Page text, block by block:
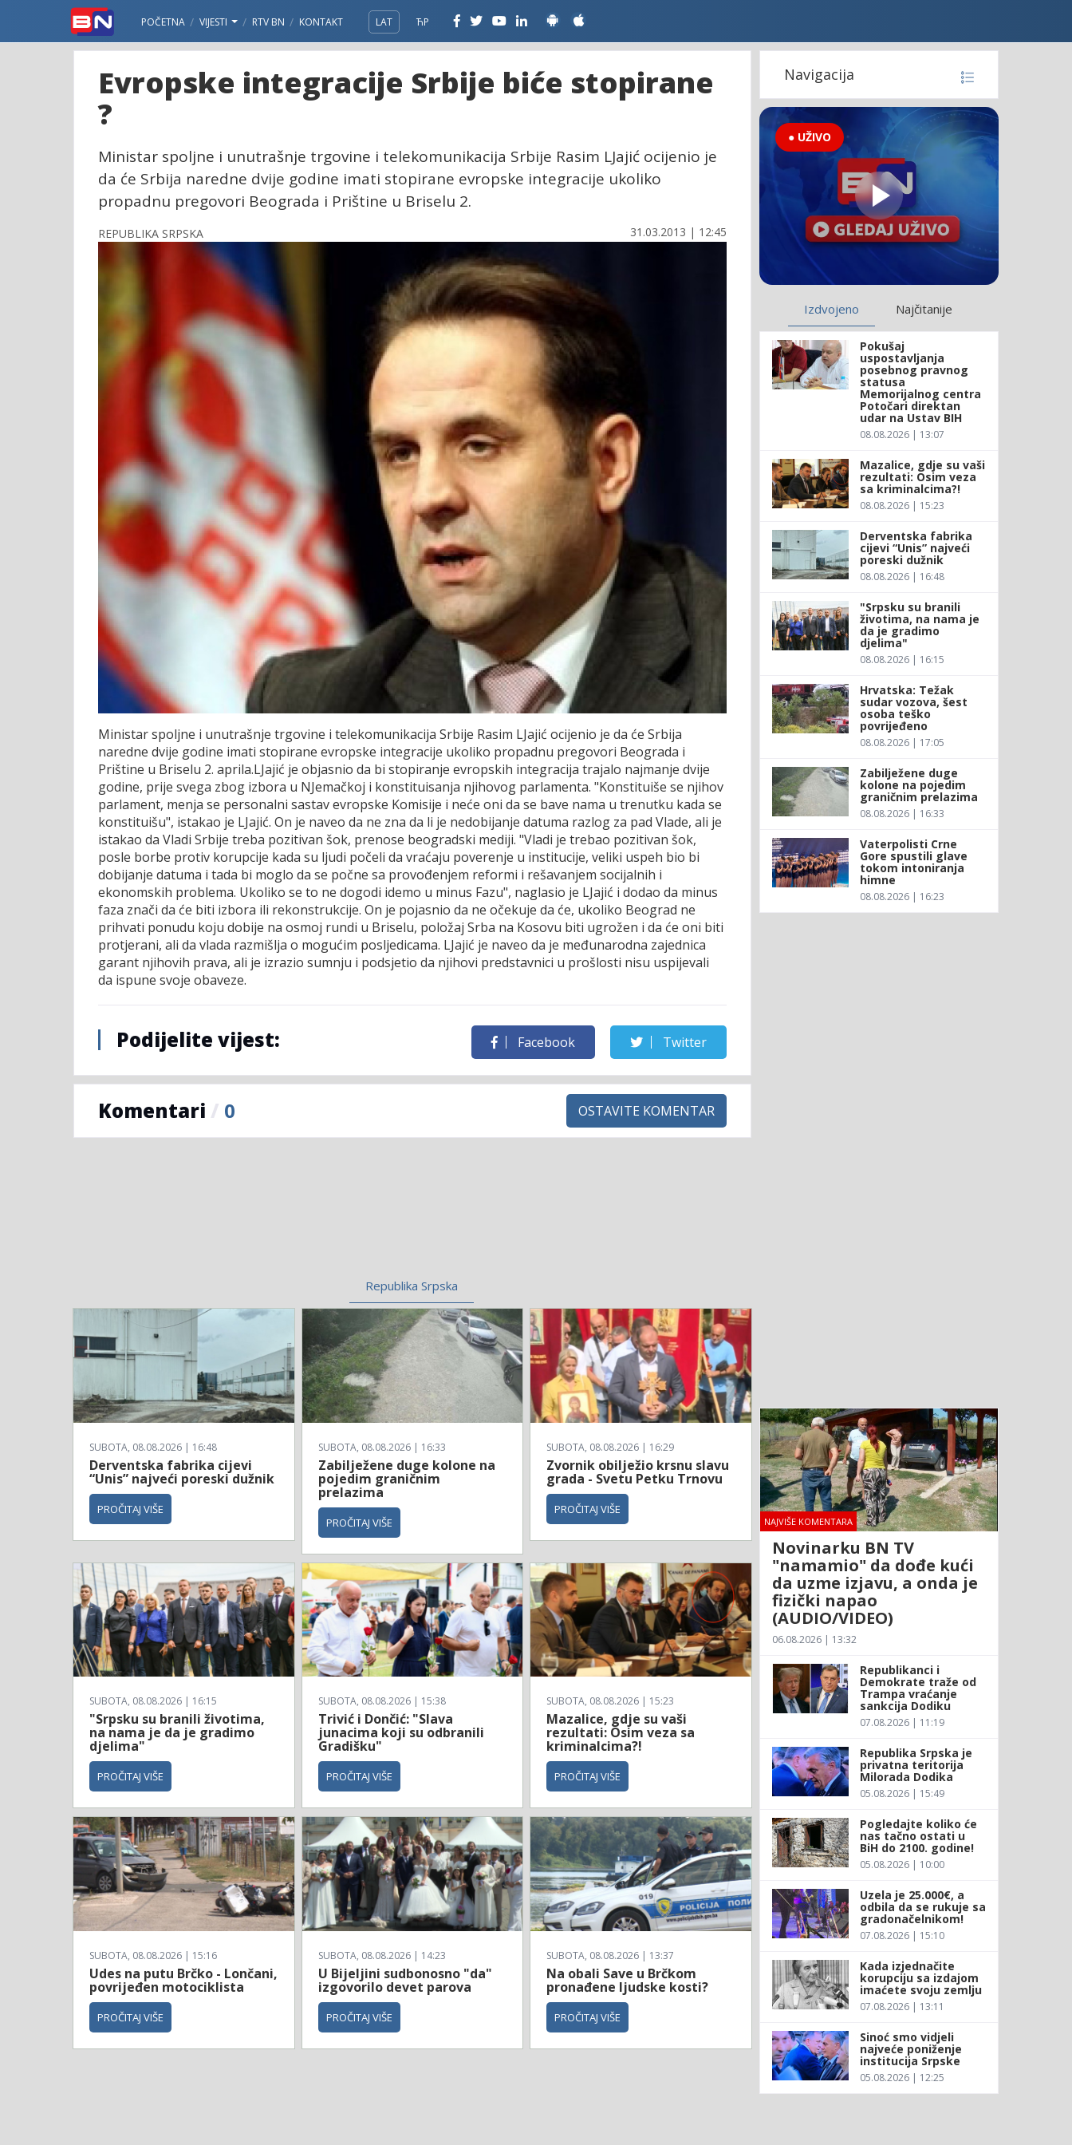
POČETNA VIJESTI RTV BN KONTAKT LAT ЋР
Evropske integracije Srbije biće stopirane
?
Ministar spoljne i unutrašnje trgovine i telekomunikacija Srbije Rasim LJajić ocijenio je
da će Srbija naredne dvije godine imati stopirane evropske integracije ukoliko
propadnu pregovori Beograda i Prištine u Briselu 2.
REPUBLIKA SRPSKA 31.03.2013 | 12:45
Ministar spoljne i unutrašnje trgovine i telekomunikacija Srbije Rasim LJajić ocijenio je da će Srbija
naredne dvije godine imati stopirane evropske integracije ukoliko propadnu pregovori Beograda i
Prištine u Briselu 2. aprila.LJajić je objasnio da bi stopiranje evropskih integracija trajalo najmanje dvije
godine, prije svega zbog izbora u NJemačkoj i konstituisanja njihovog parlamenta. "Konstituiše se njihov
parlament, menja se personalni sastav evropske Komisije i neće oni da se bave nama u trenutku kada se
konstituišu", istakao je LJajić. On je naveo da ne zna da li je nedobijanje datuma razlog za pad Vlade, ali je
istakao da Vladi Srbije treba pozitivan šok, prenose beogradski mediji. "Vladi je trebao pozitivan šok,
posle borbe protiv korupcije kada su ljudi počeli da vraćaju poverenje u institucije, veliki uspeh bio bi
dobijanje datuma i tada bi moglo da se počne sa provođenjem reformi i rešavanjem socijalnih i
ekonomskih problema. Ukoliko se to ne dogodi idemo u minus Fazu", naglasio je LJajić i dodao da minus
faza znači da će biti izbora ili rekonstrukcije. On je pojasnio da ne očekuje da će, ukoliko Beograd ne
prihvati ponudu koju dobije na osmoj rundi u Briselu, položaj Srba na Kosovu biti ugrožen i da će oni biti
protjerani, ali da vlada razmišlja o mogućim posljedicama. LJajić je naveo da je međunarodna zajednica
garant njihovih prava, ali je izrazio sumnju i podsjetio da njihovi predstavnici u prošlosti nisu uspijevali
da ispune svoje obaveze.
Podijelite vijest: Facebook Twitter
Komentari / 0 OSTAVITE KOMENTAR
Republika Srpska
SUBOTA, 08.08.2026 | 16:48
Derventska fabrika cijevi
“Unis” najveći poreski dužnik
PROČITAJ VIŠE
SUBOTA, 08.08.2026 | 16:33
Zabilježene duge kolone na
pojedim graničnim
prelazima
PROČITAJ VIŠE
SUBOTA, 08.08.2026 | 16:29
Zvornik obilježio krsnu slavu
grada - Svetu Petku Trnovu
PROČITAJ VIŠE
SUBOTA, 08.08.2026 | 16:15
"Srpsku su branili životima,
na nama je da je gradimo
djelima"
PROČITAJ VIŠE
SUBOTA, 08.08.2026 | 15:38
Trivić i Dončić: "Slava
junacima koji su odbranili
Gradišku"
PROČITAJ VIŠE
SUBOTA, 08.08.2026 | 15:23
Mazalice, gdje su vaši
rezultati: Osim veza sa
kriminalcima?!
PROČITAJ VIŠE
SUBOTA, 08.08.2026 | 15:16
Udes na putu Brčko - Lončani,
povrijeđen motociklista
PROČITAJ VIŠE
SUBOTA, 08.08.2026 | 14:23
U Bijeljini sudbonosno "da"
izgovorilo devet parova
PROČITAJ VIŠE
SUBOTA, 08.08.2026 | 13:37
Na obali Save u Brčkom
pronađene ljudske kosti?
PROČITAJ VIŠE
Navigacija
● UŽIVO
Izdvojeno Najčitanije
Pokušaj
uspostavljanja
posebnog pravnog
statusa
Memorijalnog centra
Potočari direktan
udar na Ustav BIH
08.08.2026 | 13:07
Mazalice, gdje su vaši
rezultati: Osim veza
sa kriminalcima?!
08.08.2026 | 15:23
Derventska fabrika
cijevi “Unis” najveći
poreski dužnik
08.08.2026 | 16:48
"Srpsku su branili
životima, na nama je
da je gradimo
djelima"
08.08.2026 | 16:15
Hrvatska: Težak
sudar vozova, šest
osoba teško
povrijeđeno
08.08.2026 | 17:05
Zabilježene duge
kolone na pojedim
graničnim prelazima
08.08.2026 | 16:33
Vaterpolisti Crne
Gore spustili glave
tokom intoniranja
himne
08.08.2026 | 16:23
NAJVIŠE KOMENTARA
Novinarku BN TV
"namamio" da dođe kući
da uzme izjavu, a onda je
fizički napao
(AUDIO/VIDEO)
06.08.2026 | 13:32
Republikanci i
Demokrate traže od
Trampa vraćanje
sankcija Dodiku
07.08.2026 | 11:19
Republika Srpska je
privatna teritorija
Milorada Dodika
05.08.2026 | 15:49
Pogledajte koliko će
nas tačno ostati u
BiH do 2100. godine!
05.08.2026 | 10:00
Uzela je 25.000€, a
odbila da se rukuje sa
gradonačelnikom!
07.08.2026 | 15:10
Kada izjednačite
korupciju sa izdajom
imaćete svoju zemlju
07.08.2026 | 13:11
Sinoć smo vidjeli
najveće poniženje
institucija Srpske
05.08.2026 | 12:25